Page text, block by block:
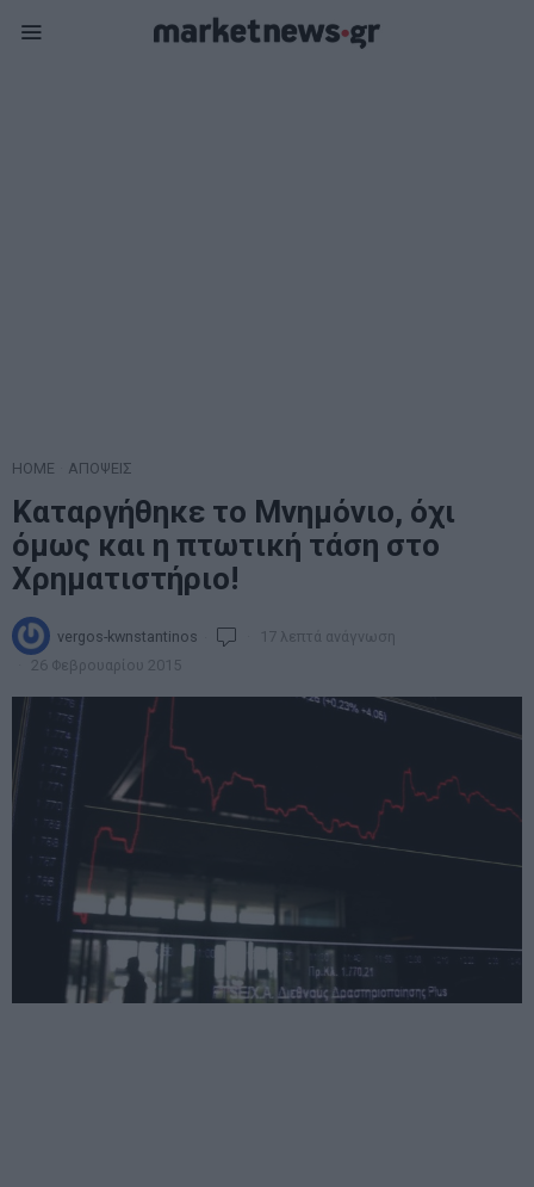
HOME ΑΠΟΨΕΙΣ
Καταργήθηκε το Μνημόνιο, όχι
όμως και η πτωτική τάση στο
Χρηματιστήριο!
vergos-kwnstantinos
17 λεπτά ανάγνωση
26 Φεβρουαρίου 2015